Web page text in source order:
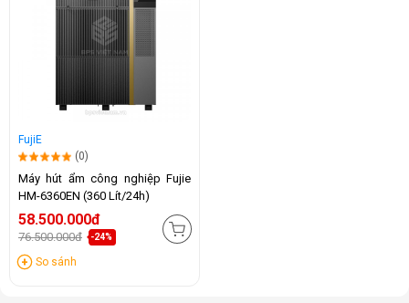
FujiE
(0)
Máy hút ẩm công nghiệp Fujie
HM-6360EN (360 Lít/24h)
58.500.000đ
76.500.000đ -24%
So sánh